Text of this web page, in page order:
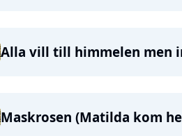
Alla vill till himmelen men
Maskrosen (Matilda kom